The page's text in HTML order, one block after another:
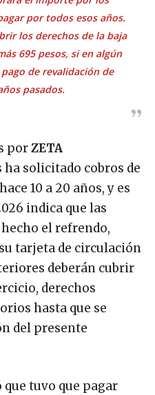
por todos esos años.
los derechos de la baja
695 pesos, si en algún
de revalidación de
pasados.
porZETA
solicitado cobros de
10 a 20 años, y es
indica que las
el refrendo,
tarjeta de circulación
deberán cubrir
derechos
hasta que se
del presente
tuvo que pagar